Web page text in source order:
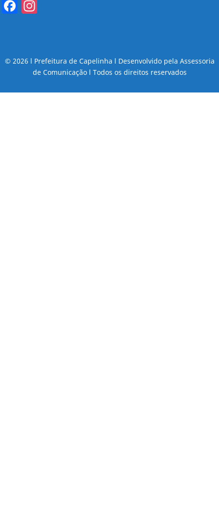
Facebook
© 2026 l Prefeitura de Capelinha l Desenvolvido pela Assessoria
de Comunicação l Todos os direitos reservados